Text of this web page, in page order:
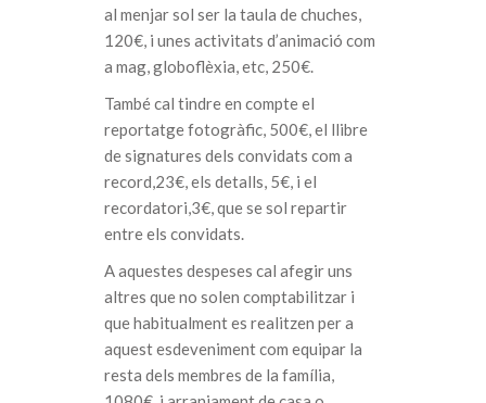
al menjar sol ser la taula de chuches,
120€, i unes activitats d’animació com
a mag, globoflèxia, etc, 250€.
També cal tindre en compte el
reportatge fotogràfic, 500€, el llibre
de signatures dels convidats com a
record,23€, els detalls, 5€, i el
recordatori,3€, que se sol repartir
entre els convidats.
A aquestes despeses cal afegir uns
altres que no solen comptabilitzar i
que habitualment es realitzen per a
aquest esdeveniment com equipar la
resta dels membres de la família,